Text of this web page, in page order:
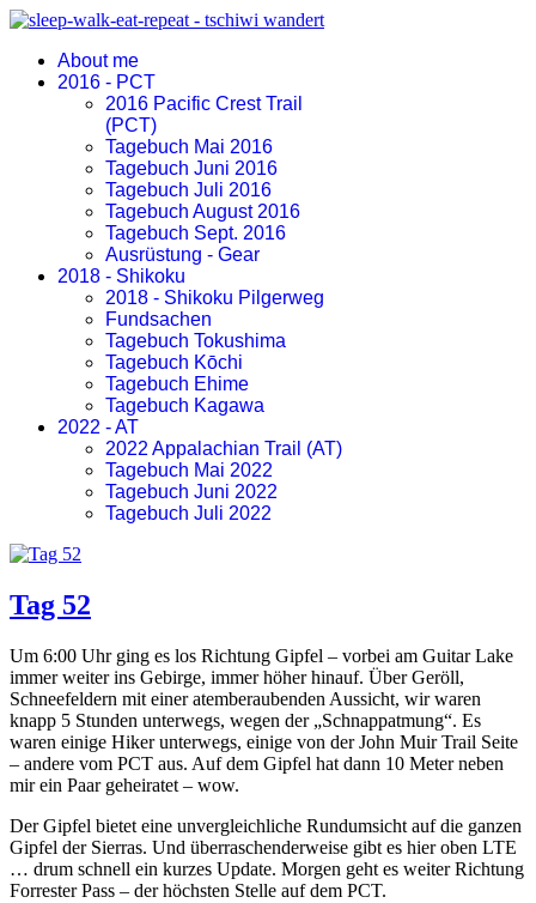
About me
2016 - PCT
2016 Pacific Crest Trail
(PCT)
Tagebuch Mai 2016
Tagebuch Juni 2016
Tagebuch Juli 2016
Tagebuch August 2016
Tagebuch Sept. 2016
Ausrüstung - Gear
2018 - Shikoku
2018 - Shikoku Pilgerweg
Fundsachen
Tagebuch Tokushima
Tagebuch Kōchi
Tagebuch Ehime
Tagebuch Kagawa
2022 - AT
2022 Appalachian Trail (AT)
Tagebuch Mai 2022
Tagebuch Juni 2022
Tagebuch Juli 2022
Tag 52
Um 6:00 Uhr ging es los Richtung Gipfel – vorbei am Guitar Lake
immer weiter ins Gebirge, immer höher hinauf. Über Geröll,
Schneefeldern mit einer atemberaubenden Aussicht, wir waren
knapp 5 Stunden unterwegs, wegen der „Schnappatmung“. Es
waren einige Hiker unterwegs, einige von der John Muir Trail Seite
– andere vom PCT aus. Auf dem Gipfel hat dann 10 Meter neben
mir ein Paar geheiratet – wow.
Der Gipfel bietet eine unvergleichliche Rundumsicht auf die ganzen
Gipfel der Sierras. Und überraschenderweise gibt es hier oben LTE
… drum schnell ein kurzes Update. Morgen geht es weiter Richtung
Forrester Pass – der höchsten Stelle auf dem PCT.